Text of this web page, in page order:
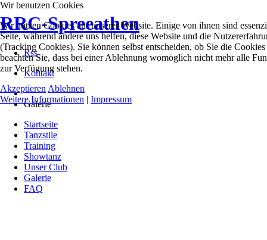
RRC-Spreeathen
Rss
Kontakt
Galerie
Startseite
Tanzstile
Training
Showtanz
Unser Club
Galerie
FAQ
Wir benutzen Cookies
Wir nutzen Cookies auf unserer Website. Einige von ihnen sind
Seite, während andere uns helfen, diese Website und die
(Tracking Cookies). Sie können selbst entscheiden, ob Sie die
beachten Sie, dass bei einer Ablehnung womöglich nicht mehr alle
zur Verfügung stehen.
Akzeptieren Ablehnen
Weitere Informationen | Impressum